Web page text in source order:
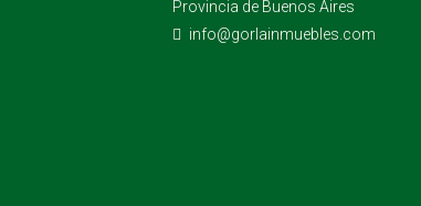
Provincia de Buenos Aires
info@gorlainmuebles.com